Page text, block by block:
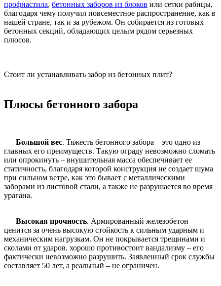
профнастила, бетонных заборов из блоков или сетки рабицы,
благодаря чему получил повсеместное распространение, как в
нашей стране, так и за рубежом. Он собирается из готовых
бетонных секций, обладающих целым рядом серьезных
плюсов.
Стоит ли устанавливать забор из бетонных плит?
Плюсы бетонного забора
Большой вес. Тяжесть бетонного забора – это одно из
главных его преимуществ. Такую ограду невозможно сломать
или опрокинуть – внушительная масса обеспечивает ее
статичность, благодаря которой конструкция не создает шума
при сильном ветре, как это бывает с металлическими
заборами из листовой стали, а также не разрушается во время
урагана.
Высокая прочность. Армированный железобетон
ценится за очень высокую стойкость к сильным ударным и
механическим нагрузкам. Он не покрывается трещинами и
сколами от ударов, хорошо противостоит вандализму – его
фактически невозможно разрушить. Заявленный срок службы
составляет 50 лет, а реальный – не ограничен.